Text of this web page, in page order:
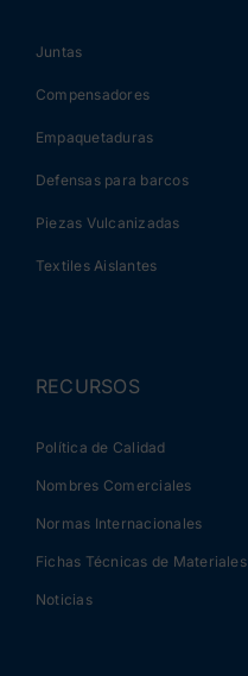
Juntas
Compensadores
Empaquetaduras
Defensas para barcos
Piezas Vulcanizadas
Textiles Aislantes
RECURSOS
Política de Calidad
Nombres Comerciales
Normas Internacionales
Fichas Técnicas de Materiales
Noticias